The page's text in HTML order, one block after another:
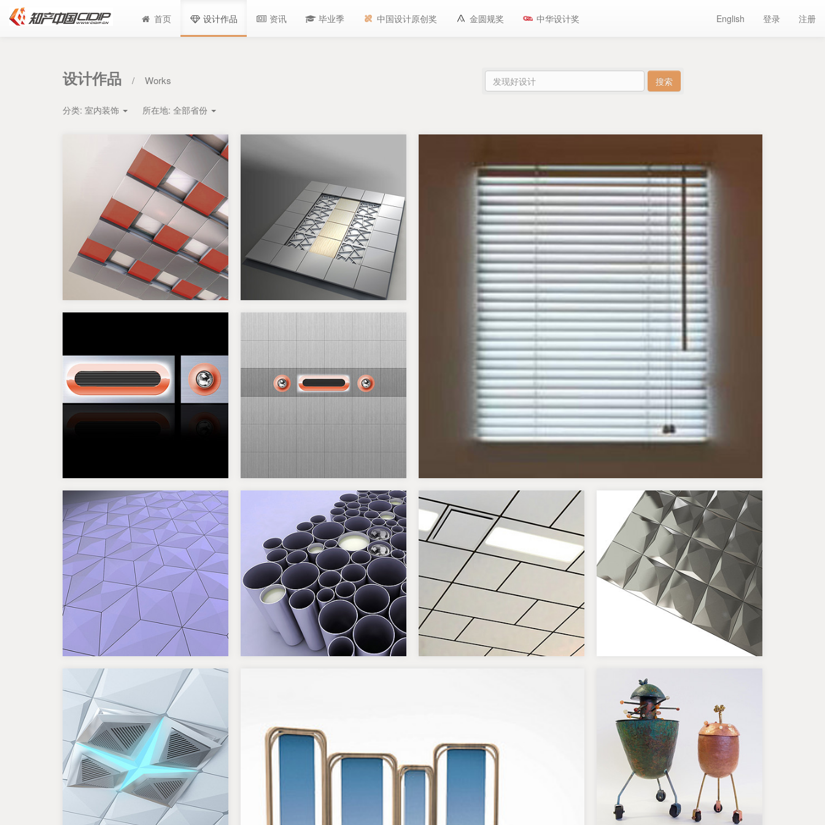
首页 设计作品 资讯 毕业季 中国设计原创奖 金圆规奖 中华设计奖 English 登录 注册
设计作品 / Works
分类: 室内装饰 所在地: 全部省份